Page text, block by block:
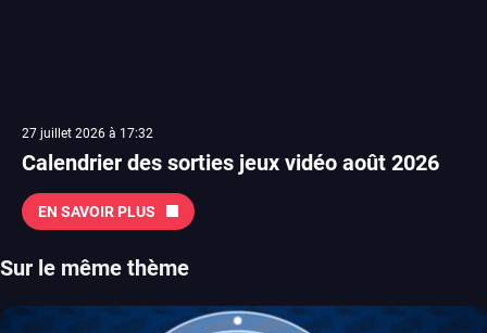
27 juillet 2026 à 17:32
Calendrier des sorties jeux vidéo août 2026
EN SAVOIR PLUS
Sur le même thème